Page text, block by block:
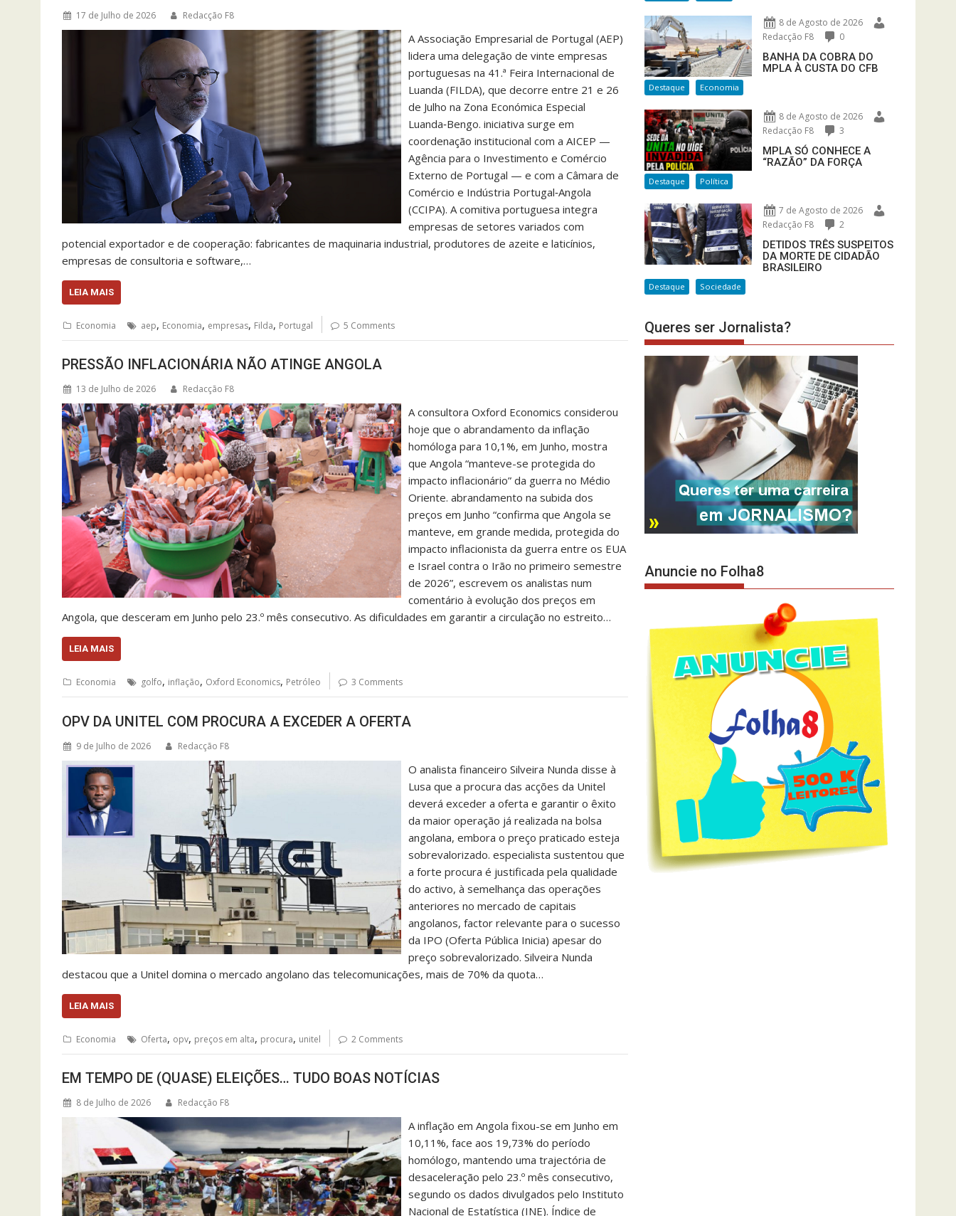
17 de Julho de 2026 Redacção F8
A Associação Empresarial de Portugal (AEP)
lidera uma delegação de vinte empresas
portuguesas na 41.ª Feira Internacional de
Luanda (FILDA), que decorre entre 21 e 26
de Julho na Zona Económica Especial
Luanda‑Bengo. iniciativa surge em
coordenação institucional com a AICEP —
Agência para o Investimento e Comércio
Externo de Portugal — e com a Câmara de
Comércio e Indústria Portugal‑Angola
(CCIPA). A comitiva portuguesa integra
empresas de setores variados com
potencial exportador e de cooperação: fabricantes de maquinaria industrial, produtores de azeite e laticínios,
empresas de consultoria e software,…
LEIA MAIS
Economia aep, Economia, empresas, Filda, Portugal 5 Comments
PRESSÃO INFLACIONÁRIA NÃO ATINGE ANGOLA
13 de Julho de 2026 Redacção F8
A consultora Oxford Economics considerou
hoje que o abrandamento da inflação
homóloga para 10,1%, em Junho, mostra
que Angola “manteve-se protegida do
impacto inflacionário” da guerra no Médio
Oriente. abrandamento na subida dos
preços em Junho “confirma que Angola se
manteve, em grande medida, protegida do
impacto inflacionista da guerra entre os EUA
e Israel contra o Irão no primeiro semestre
de 2026”, escrevem os analistas num
comentário à evolução dos preços em
Angola, que desceram em Junho pelo 23.º mês consecutivo. As dificuldades em garantir a circulação no estreito…
LEIA MAIS
Economia golfo, inflação, Oxford Economics, Petróleo 3 Comments
OPV DA UNITEL COM PROCURA A EXCEDER A OFERTA
9 de Julho de 2026 Redacção F8
O analista financeiro Silveira Nunda disse à
Lusa que a procura das acções da Unitel
deverá exceder a oferta e garantir o êxito
da maior operação já realizada na bolsa
angolana, embora o preço praticado esteja
sobrevalorizado. especialista sustentou que
a forte procura é justificada pela qualidade
do activo, à semelhança das operações
anteriores no mercado de capitais
angolanos, factor relevante para o sucesso
da IPO (Oferta Pública Inicia) apesar do
preço sobrevalorizado. Silveira Nunda
destacou que a Unitel domina o mercado angolano das telecomunicações, mais de 70% da quota…
LEIA MAIS
Economia Oferta, opv, preços em alta, procura, unitel 2 Comments
EM TEMPO DE (QUASE) ELEIÇÕES… TUDO BOAS NOTÍCIAS
8 de Julho de 2026 Redacção F8
A inflação em Angola fixou-se em Junho em
10,11%, face aos 19,73% do período
homólogo, mantendo uma trajectória de
desaceleração pelo 23.º mês consecutivo,
segundo os dados divulgados pelo Instituto
Nacional de Estatística (INE). Índice de
8 de Agosto de 2026
Redacção F8
0
BANHA DA COBRA DO
MPLA À CUSTA DO CFB
Destaque Economia
8 de Agosto de 2026
Redacção F8
3
MPLA SÓ CONHECE A
“RAZÃO” DA FORÇA
Destaque Política
7 de Agosto de 2026
Redacção F8
2
DETIDOS TRÊS SUSPEITOS
DA MORTE DE CIDADÃO
BRASILEIRO
Destaque Sociedade
Queres ser Jornalista?
Anuncie no Folha8